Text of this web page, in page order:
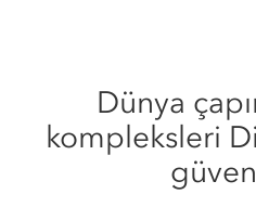
Dünya
kompleksleri